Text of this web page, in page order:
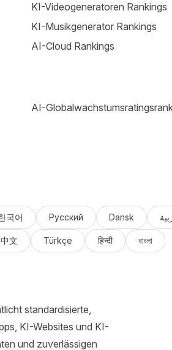
KI-Videogeneratoren Rankings
KI-Musikgenerator Rankings
AI-Cloud Rankings
AI-
국어 Русский Dansk
文 Türkçe हिन्दी বাংলা
standardisierte,
KI-Websites und KI-
und zuverlässigen